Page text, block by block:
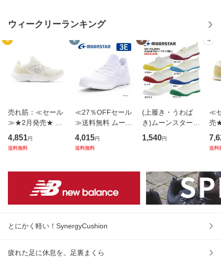
ウィークリーランキング
1
売れ筋：≪セール
≫★2月発売★ 春
夏新作 送料無料 ニ
ューバランス new
B W430544 2
4,851円
送料無料
2
≪27％OFFセール
≫送料無料 ムーン
スター メンズ/レデ
ィース スニーカー
4,015円
送料無料
3
(上履き・うわば
き)ムーンスター
子供靴 日本製 スク
ール キッズ シュー
バンド 綿 抗菌防臭
定番 入
1,540円
4
≪
売
無
ス
カ
B
送料
とにかく軽い！SynergyCushion
疲れた足に休息を。足裏まくら